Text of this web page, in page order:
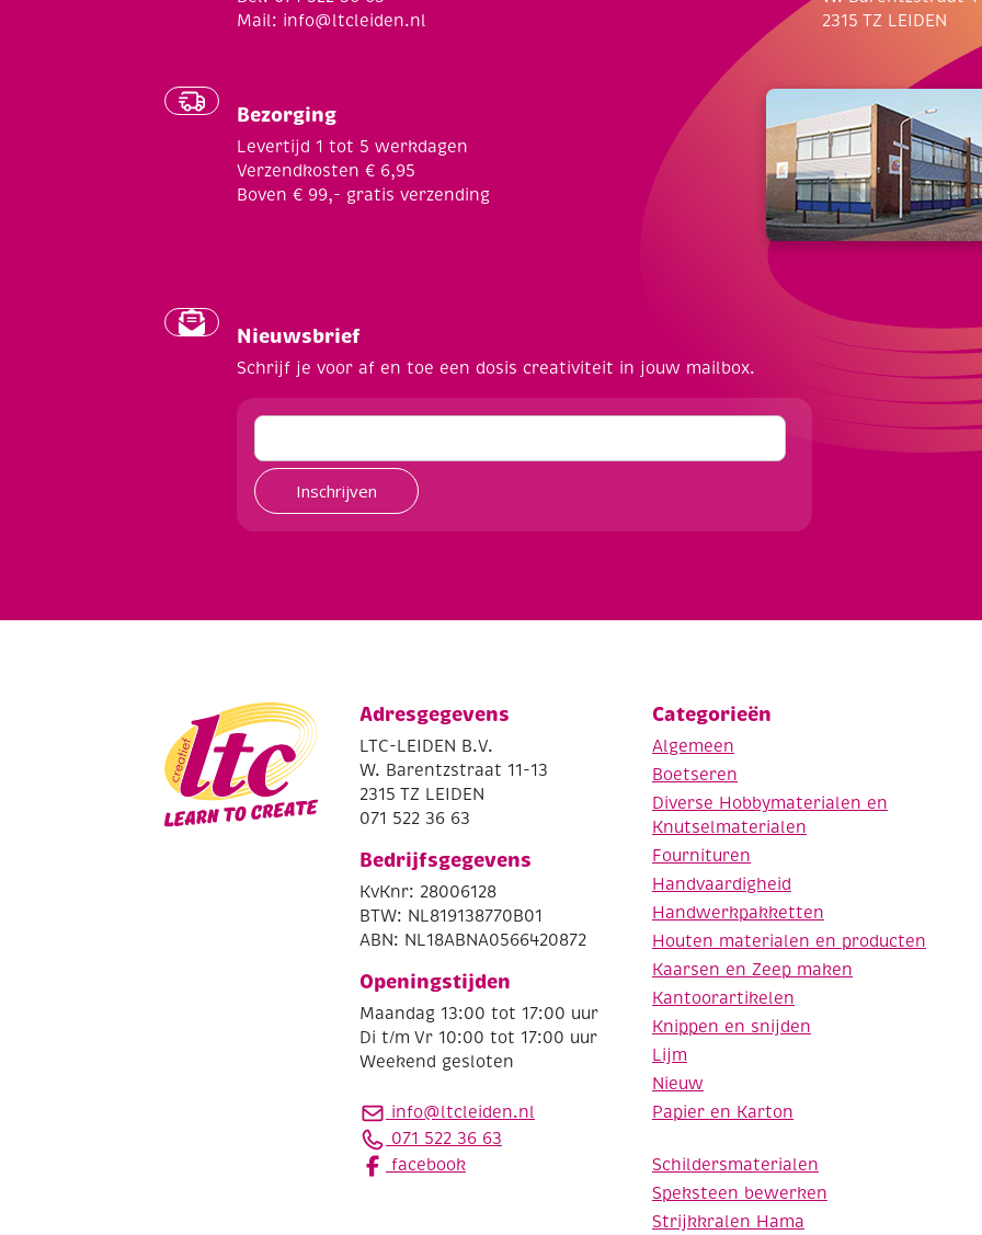
Mail: info@ltcleiden.nl
Bezorging
Levertijd 1 tot 5 werkdagen
Verzendkosten € 6,95
Boven € 99,- gratis verzending
2315 TZ LEIDEN
Nieuwsbrief
Schrijf je voor af en toe een dosis creativiteit in jouw mailbox.
Inschrijven
Adresgegevens
LTC-LEIDEN B.V.
W. Barentzstraat 11-13
2315 TZ LEIDEN
071 522 36 63
Bedrijfsgegevens
KvKnr: 28006128
BTW: NL819138770B01
ABN: NL18ABNA0566420872
Openingstijden
Maandag 13:00 tot 17:00 uur
Di t/m Vr 10:00 tot 17:00 uur
Weekend gesloten
info@ltcleiden.nl
071 522 36 63
facebook
Categorieën
Algemeen
Boetseren
Diverse Hobbymaterialen en
Knutselmaterialen
Fournituren
Handvaardigheid
Handwerkpakketten
Houten materialen en producten
Kaarsen en Zeep maken
Kantoorartikelen
Knippen en snijden
Lijm
Nieuw
Papier en Karton
Schildersmaterialen
Speksteen bewerken
Strijkkralen Hama